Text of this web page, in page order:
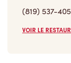
(819) 537-
VOIR LE